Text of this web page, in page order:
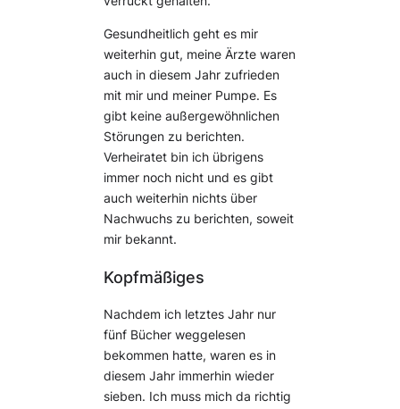
Gesundheitlich geht es mir
weiterhin gut, meine Ärzte waren
auch in diesem Jahr zufrieden
mit mir und meiner Pumpe. Es
gibt keine außergewöhnlichen
Störungen zu berichten.
Verheiratet bin ich übrigens
immer noch nicht und es gibt
auch weiterhin nichts über
Nachwuchs zu berichten, soweit
mir bekannt.
Kopfmäßiges
Nachdem ich letztes Jahr nur
fünf Bücher weggelesen
bekommen hatte, waren es in
diesem Jahr immerhin wieder
sieben. Ich muss mich da richtig